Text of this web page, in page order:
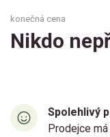
konečná cena
Nikdo
Spolehlivý
Prodejce